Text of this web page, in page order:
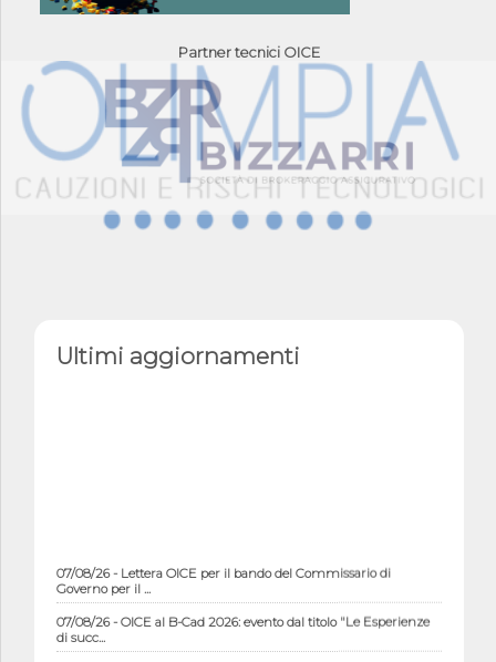
Partner tecnici OICE
Ultimi aggiornamenti
07/08/26 - Lettera OICE per il bando del Commissario di
Governo per il ...
07/08/26 - OICE al B-Cad 2026: evento dal titolo "Le Esperienze
di succ...